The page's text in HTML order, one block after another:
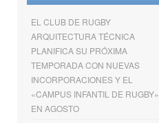
EL CLUB DE RUGBY
ARQUITECTURA TÉCNICA
PLANIFICA SU PRÓXIMA
TEMPORADA CON NUEVAS
INCORPORACIONES Y EL
«CAMPUS INFANTIL DE RUGBY»
EN AGOSTO